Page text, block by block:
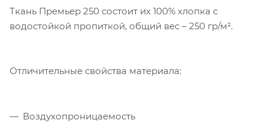
Ткань Премьер 250 состоит их 100% хлопка с
водостойкой пропиткой, общий вес – 250 гр/м².
Отличительные свойства материала:
Воздухопроницаемость
Текстиль» использует cookie-файлы и
обрабатывает персональные данные с
использованием Яндекс Метрики. Это
Политике. Подтвердите ваше согласие,
Принять